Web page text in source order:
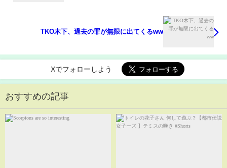
TKO木下、過去の罪が無限に出てくるww
Xでフォローしよう
おすすめの記事